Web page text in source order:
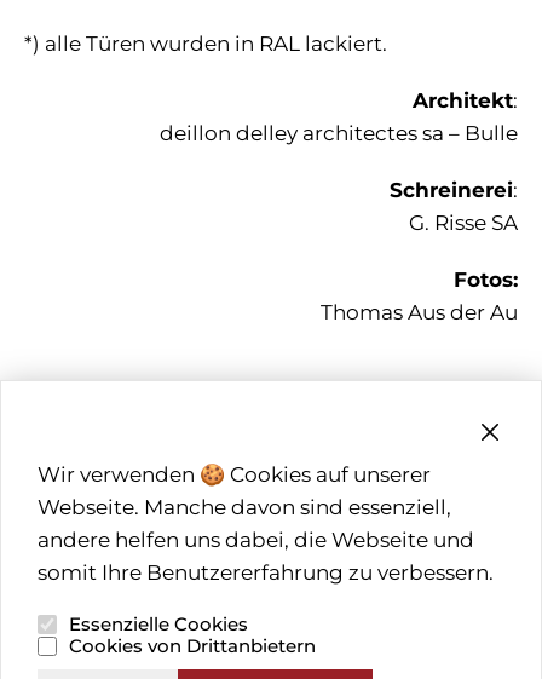
Wir verwenden 🍪 Cookies auf unserer
Webseite. Manche davon sind essenziell,
andere helfen uns dabei, die Webseite und
somit Ihre Benutzererfahrung zu verbessern.
Essenzielle Cookies
Cookies von Drittanbietern
*) alle Türen wurden in RAL lackiert.
Architekt:
deillon delley architectes sa – Bulle
Schreinerei:
G. Risse SA
Fotos:
Thomas Aus der Au